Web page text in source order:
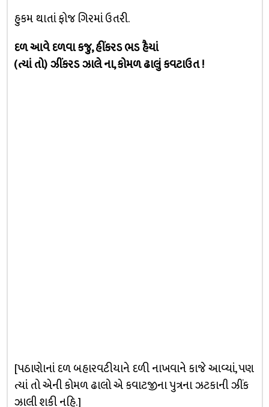
હુકમ થાતાં ફોજ ગિરમાં ઉતરી.
દળ આવે દળવા કજુ, હીંકરડ ભડ હૈયાં
(ત્યાં તો) ઝીંકરડ ઝાલે ના, કોમળ ઢાલું કવટાઉત !
[પઠાણેાનાં દળ બહારવટીયાને દળી નાખવાને કાજે આવ્યાં, પણ
ત્યાં તો એની કોમળ ઢાલો એ કવાટજીના પુત્રના ઝટકાની ઝીંક
ઝાલી શકી નહિ.]